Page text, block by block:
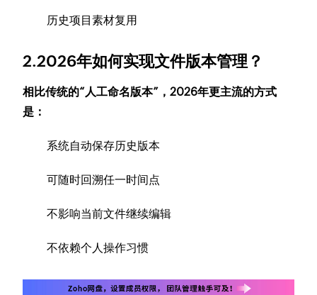
历史项目素材复用
2.2026年如何实现文件版本管理？
相比传统的“人工命名版本”，2026年更主流的方式
是：
系统自动保存历史版本
可随时回溯任一时间点
不影响当前文件继续编辑
不依赖个人操作习惯